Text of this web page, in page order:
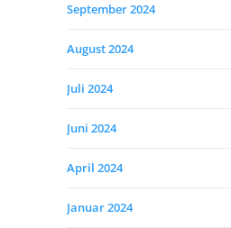
September 2024
August 2024
Juli 2024
Juni 2024
April 2024
Januar 2024